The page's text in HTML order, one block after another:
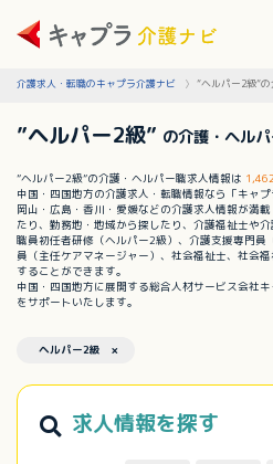
介護求人・転職のキャプラ介護ナビ ”ヘルパー2級”
”ヘルパー2級” の介護・ヘル
”ヘルパー2級”の介護・ヘルパー職求人情報は
中国・四国地方の介護求人・転職情報なら「キャ
岡山・広島・香川・愛媛などの介護求人情報が満
たり、勤務地・地域から探したり、介護福祉士や
職員初任者研修（ヘルパー2級）、介護支援専門
員（主任ケアマネージャー）、社会福祉士、社会
することができます。
中国・四国地方に展開する総合人材サービス会社
をサポートいたします。
ヘルパー2級 ×
求人情報を探す